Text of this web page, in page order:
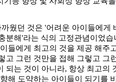
웠던 것은 '어려운 아이들에게
분해'라는 식의 고정관념이었습
들에게 최고의 것을 제공 해주
고 그런 것만을 접해 그렇고 그
되는 것이 아니라, 항상 최고의
해 도약하는 아이들이 되기를